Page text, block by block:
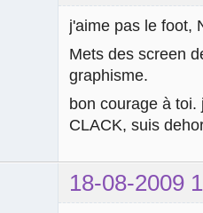
j'aime pas le foot,
Mets des screen
graphisme.
bon courage à
CLACK, suis
18-08-2009